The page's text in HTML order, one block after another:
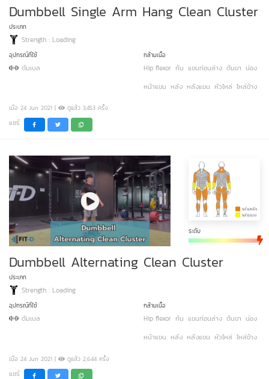
Dumbbell Single Arm Hang Clean Cluster
ประเภท
Strength : Loading
อุปกรณ์ที่ใช้
ดัมเบล
กล้ามเนื้อ
Hip flexor ก้น แขนท่อนล่าง ต้นขา น่อง
หน้าแขน หลัง หลังแขน หัวไหล่ ไหล่ข้าง
เมื่อ 24 Jun 2021 | ดูแล้ว 3,453 ครั้ง
แชร์
ระดับ
Dumbbell Alternating Clean Cluster
ประเภท
Strength : Loading
อุปกรณ์ที่ใช้
ดัมเบล
กล้ามเนื้อ
Hip flexor ก้น แขนท่อนล่าง ต้นขา น่อง
หน้าแขน หลัง หลังแขน หัวไหล่ ไหล่ข้าง
เมื่อ 24 Jun 2021 | ดูแล้ว 2,644 ครั้ง
แชร์